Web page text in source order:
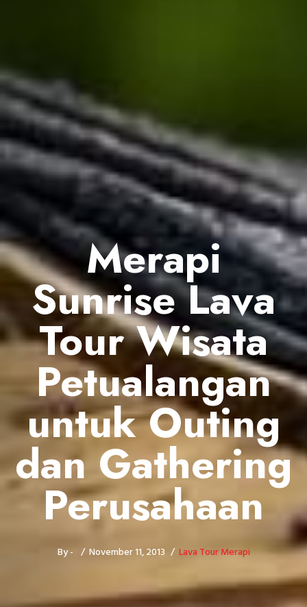
Merapi
Sunrise Lava
Tour Wisata
Petualangan
untuk Outing
dan Gathering
Perusahaan
By - November 11, 2013 Lava Tour Merapi